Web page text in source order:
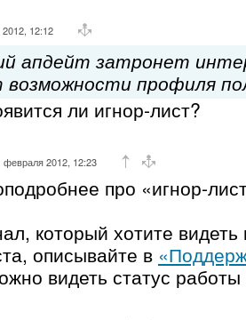
12:12
апдейт затронет
профиля
ли игнор-лист?
февраля 2012, 12:23
про «игнор-
который хотите видеть
описывайте в
видеть статус